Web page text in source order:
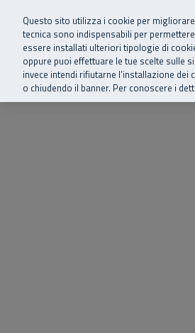
Vai al menu principale
Vai al contenuto principale
Vai al Footer
SuperAbile - il Contact Center Inail
Home
Questo sito utilizza i cookie per
tecnica sono indispensabili per
essere installati ulteriori tipologie di
oppure puoi effettuare le tue scelte sulle
invece intendi rifiutarne l’installazione dei
o chiudendo il banner. Per conoscere i